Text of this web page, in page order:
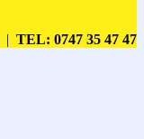
| TEL: 0747 35 47 47